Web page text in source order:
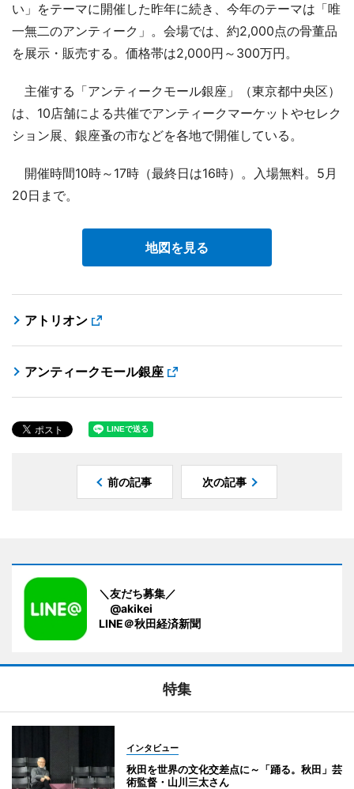
い」をテーマに開催した昨年に続き、今年のテーマは「唯
一無二のアンティーク」。会場では、約2,000点の骨董品
を展示・販売する。価格帯は2,000円～300万円。
主催する「アンティークモール銀座」（東京都中央区）
は、10店舗による共催でアンティークマーケットやセレク
ション展、銀座蚤の市などを各地で開催している。
開催時間10時～17時（最終日は16時）。入場無料。5月
20日まで。
地図を見る
アトリオン
アンティークモール銀座
前の記事 次の記事
＼友だち募集／
@akikei
LINE＠秋田経済新聞
特集
インタビュー
秋田を世界の文化交差点に～「踊る。秋田」芸
術監督・山川三太さん